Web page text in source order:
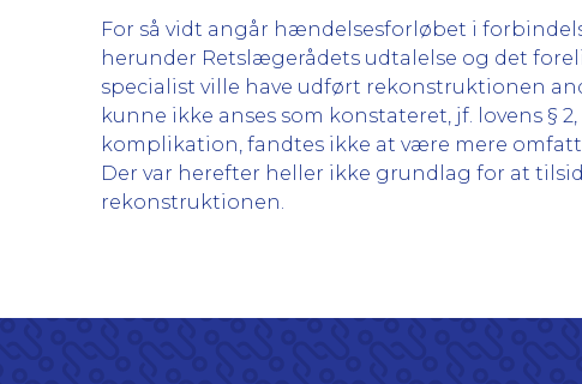
For så vidt angår hændelsesforløbet i
herunder Retslægerådets udtalelse og det
specialist ville have udført rekonstruktionen
kunne ikke anses som konstateret, jf. lovens §
komplikation, fandtes ikke at være mere
Der var herefter heller ikke grundlag for at
rekonstruktionen.